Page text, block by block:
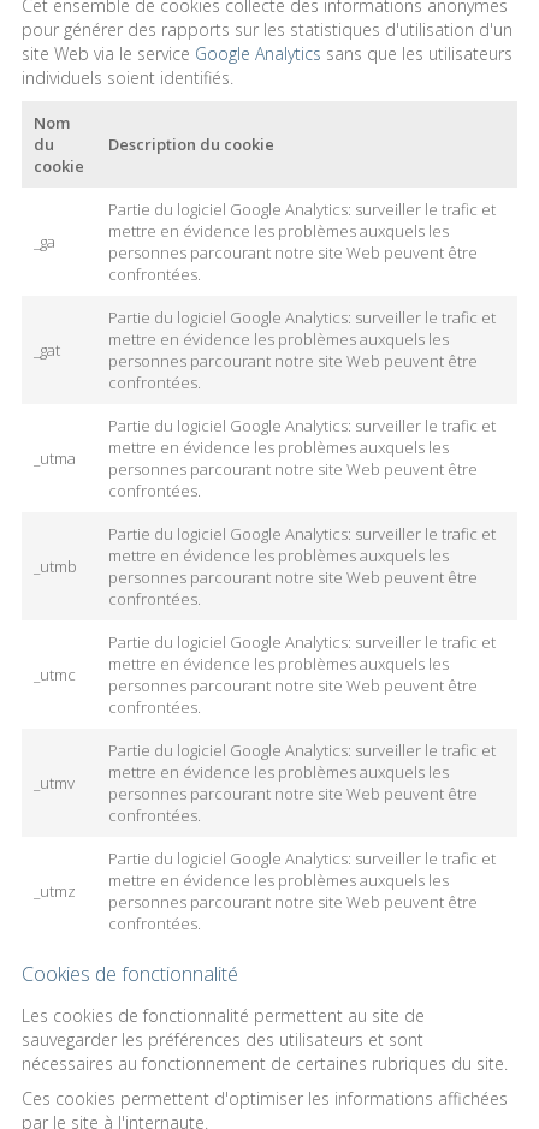
Cet ensemble de cookies collecte des informations anonymes
pour générer des rapports sur les statistiques d'utilisation d'un
site Web via le service Google Analytics sans que les utilisateurs
individuels soient identifiés.
Nom
du
cookie
Description du cookie
_ga
Partie du logiciel Google Analytics: surveiller le trafic et
mettre en évidence les problèmes auxquels les
personnes parcourant notre site Web peuvent être
confrontées.
_gat
Partie du logiciel Google Analytics: surveiller le trafic et
mettre en évidence les problèmes auxquels les
personnes parcourant notre site Web peuvent être
confrontées.
_utma
Partie du logiciel Google Analytics: surveiller le trafic et
mettre en évidence les problèmes auxquels les
personnes parcourant notre site Web peuvent être
confrontées.
_utmb
Partie du logiciel Google Analytics: surveiller le trafic et
mettre en évidence les problèmes auxquels les
personnes parcourant notre site Web peuvent être
confrontées.
_utmc
Partie du logiciel Google Analytics: surveiller le trafic et
mettre en évidence les problèmes auxquels les
personnes parcourant notre site Web peuvent être
confrontées.
_utmv
Partie du logiciel Google Analytics: surveiller le trafic et
mettre en évidence les problèmes auxquels les
personnes parcourant notre site Web peuvent être
confrontées.
_utmz
Partie du logiciel Google Analytics: surveiller le trafic et
mettre en évidence les problèmes auxquels les
personnes parcourant notre site Web peuvent être
confrontées.
Cookies de fonctionnalité
Les cookies de fonctionnalité permettent au site de
sauvegarder les préférences des utilisateurs et sont
nécessaires au fonctionnement de certaines rubriques du site.
Ces cookies permettent d'optimiser les informations affichées
par le site à l'internaute.